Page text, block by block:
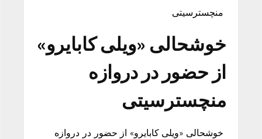
منچسترسیتی
خوشحالی «ویلی کابایرو»
از حضور در دروازه
منچسترسیتی
خوشحالی «ویلی کابایرو» از حضور در دروازه